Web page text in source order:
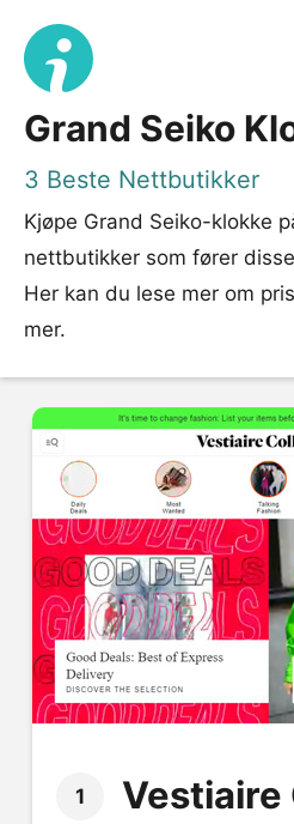
Grand Seiko
3 Beste Nettbutikker
Kjøpe Grand Seiko-klokke
nettbutikker som fører
Her kan du lese mer om
mer.
1 Vestiaire